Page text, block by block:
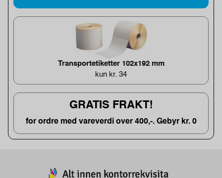
Transportetiketter 102x192 mm
kun kr. 34
GRATIS FRAKT!
for ordre med vareverdi over 400,-. Gebyr kr. 0